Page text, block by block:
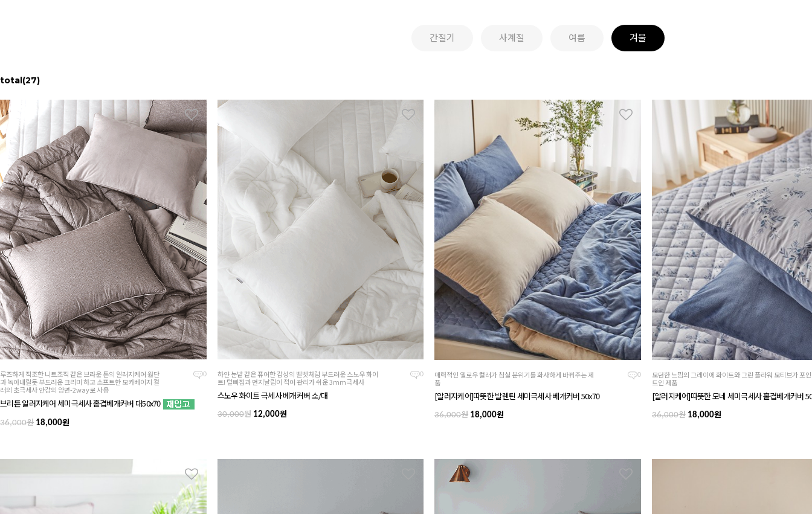
간절기 사계절 여름 겨울
total(27)
0
루즈하게 직조한 니트조직 같은 브라운 톤의 알러지케어 원단
과 녹아내릴듯 부드러운 크리미 하고 소프트한 모카베이지 컬
러의 초극세사 안감의 양면-2way로 사용
브리튼 알러지케어 세미극세사 홑겹베개커버 대50x70
36,000원 18,000원
0
하얀 눈밭 같은 퓨어한 감성의 벨벳처럼 부드러운 스노우 화이
트! 털빠짐과 먼지날림이 적어 관리가 쉬운 3mm극세사
스노우 화이트 극세사 베개커버 소/대
30,000원12,000원
0
매력적인 옐로우 컬러가 침실 분위기를 화사하게 바꿔주는 제
품
[알러지케어]따뜻한 발렌틴 세미극세사 베개커버 50x70
36,000원 18,000원
모던한 느낌의 그레이에 화이트와 그린 플라워 모티브가 포인
트인 제품
[알러지케어]따뜻한 모네 세미극세사 홑겹베개커버
36,000원18,000원